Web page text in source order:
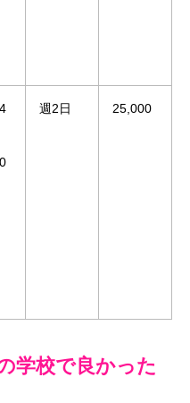
週2日 25,000
学校で良かった